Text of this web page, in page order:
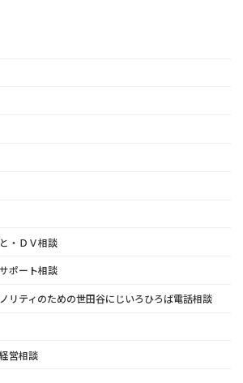
・ＤＶ相談
ポート相談
リティのための世田谷にじいろひろば電話相談
営相談